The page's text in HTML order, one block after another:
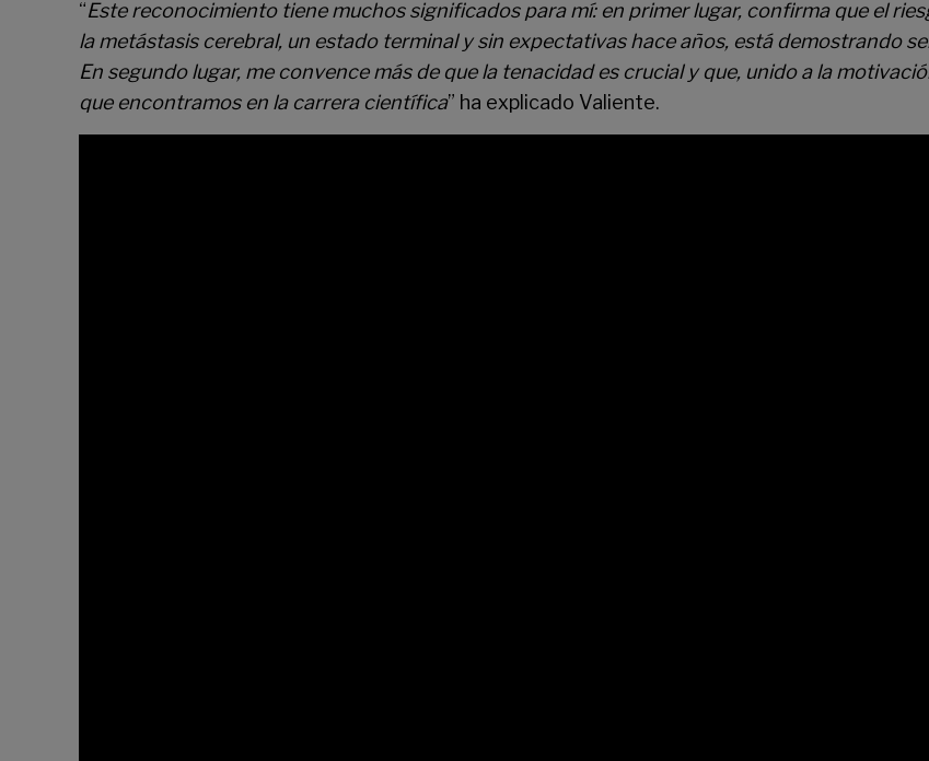
“Este reconocimiento tiene muchos significados para mí: en primer lugar, confirma que el
la metástasis cerebral, un estado terminal y sin expectativas hace años, está demostrando
En segundo lugar, me convence más de que la tenacidad es crucial y que, unido a la
que encontramos en la carrera científica” ha explicado Valiente.